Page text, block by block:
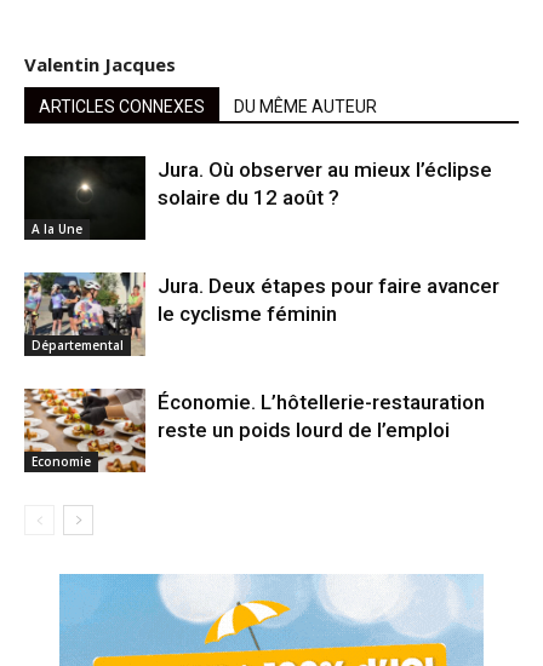
Valentin Jacques
ARTICLES CONNEXES DU MÊME AUTEUR
A la Une
Jura. Où observer au mieux l’éclipse
solaire du 12 août ?
Départemental
Jura. Deux étapes pour faire avancer
le cyclisme féminin
Economie
Économie. L’hôtellerie-restauration
reste un poids lourd de l’emploi